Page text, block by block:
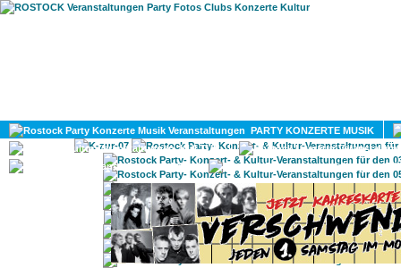
PARTY KONZERTE MUSIK
KULTUR
GAY